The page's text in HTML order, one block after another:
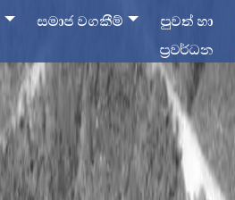
සමාජ වගකීම්
පුවත් හා
ප්‍රවර්ධන